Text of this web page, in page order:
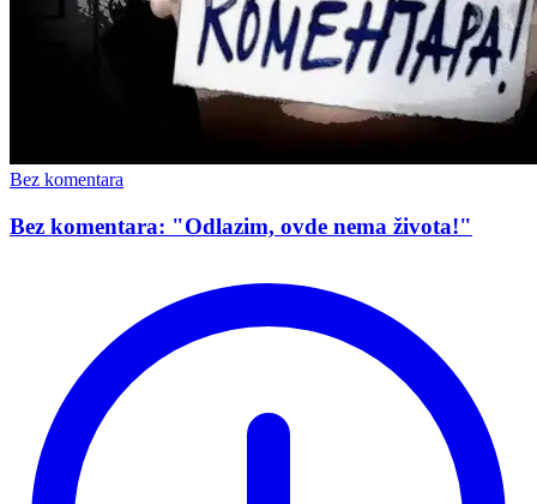
Bez komentara
Bez komentara: "Odlazim, ovde nema života!"